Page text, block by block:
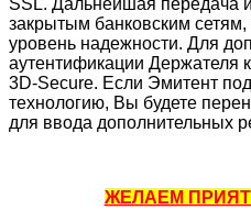
закрытым банковским
уровень надежности. Для
аутентификации Держателя
3D-Secure. Если Эмитент
технологию, Вы будете
для ввода дополнительных
ЖЕЛАЕМ